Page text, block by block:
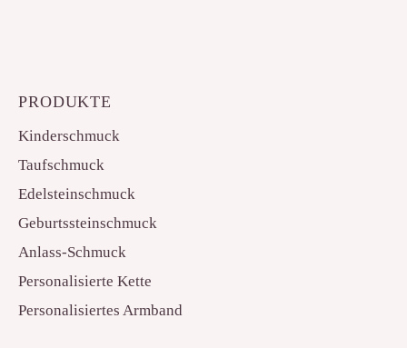
PRODUKTE
Kinderschmuck
Taufschmuck
Edelsteinschmuck
Geburtssteinschmuck
Anlass-Schmuck
Personalisierte Kette
Personalisiertes Armband